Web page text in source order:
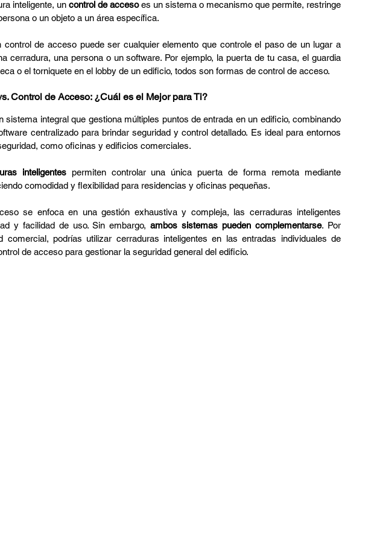
inteligente, un control de acceso es un sistema o mecanismo que permite, restringe
o un objeto a un área específica.
de acceso puede ser cualquier elemento que controle el paso de un lugar a
cerradura, una persona o un software. Por ejemplo, la puerta de tu casa, el guardia
o el torniquete en el lobby de un edificio, todos son formas de control de acceso.
Control de Acceso: ¿Cuál es el Mejor para Ti?
sistema integral que gestiona múltiples puntos de entrada en un edificio, combinando
centralizado para brindar seguridad y control detallado. Es ideal para entornos
como oficinas y edificios comerciales.
inteligentes permiten controlar una única puerta de forma remota mediante
comodidad y flexibilidad para residencias y oficinas pequeñas.
se enfoca en una gestión exhaustiva y compleja, las cerraduras inteligentes
y facilidad de uso. Sin embargo, ambos sistemas pueden complementarse. Por
comercial, podrías utilizar cerraduras inteligentes en las entradas individuales de
de acceso para gestionar la seguridad general del edificio.